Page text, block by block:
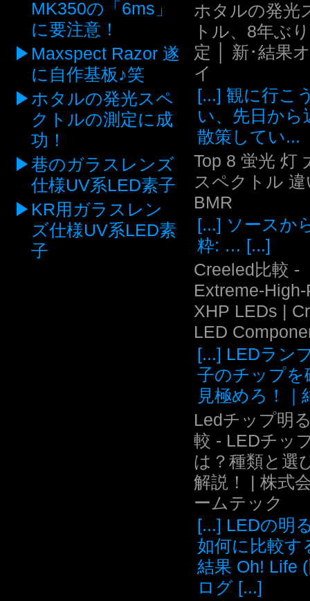
MK350の「6ms」
に要注意！
Maxspect Razor 遂
に自作基板♪笑
ホタルの発光スペ
クトルの測定に成
功！
巷のガラスレンズ
仕様UV系LED素子
KR用ガラスレン
ズ仕様UV系LED素
子
ホタルの発光
トル、8年ぶ
定 │ 新･結果
イ
[...] 観に行こ
い、先日から
散策してい...
Top 8 蛍光 灯
スペクトル 違
BMR
[...] ソースか
粋: … [...]
Creeled比較 -
Extreme-
XHP LEDs |
LED
[...] LEDラン
子のチップを
見極めろ！｜
Ledチップ明
較 - LEDチッ
は？種類と選
解説！ | 株式
ームテック
[...] LEDの明
如何に比較す
結果 Oh! Life
ログ [...]